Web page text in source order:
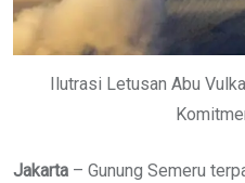
Ilutrasi Letusan Abu
Jakarta – Gunung Semeru